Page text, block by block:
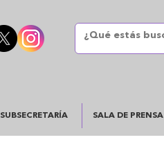
SUBSECRETARÍA SALA DE PRENSA